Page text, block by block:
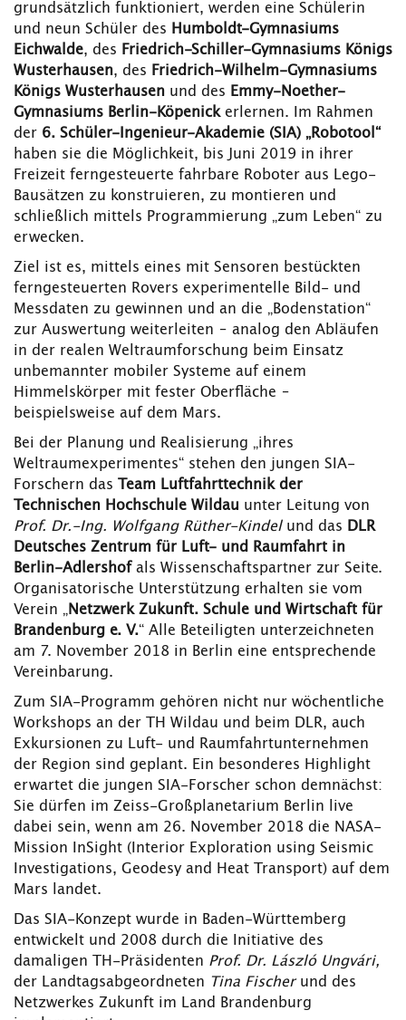
grundsätzlich funktioniert, werden eine Schülerin
und neun Schüler des Humboldt-Gymnasiums
Eichwalde, des Friedrich-Schiller-Gymnasiums Königs
Wusterhausen, des Friedrich-Wilhelm-Gymnasiums
Königs Wusterhausen und des Emmy-Noether-
Gymnasiums Berlin-Köpenickerlernen. Im Rahmen
der 6. Schüler-Ingenieur-Akademie (SIA) „Robotool“
haben sie die Möglichkeit, bis Juni 2019 in ihrer
Freizeit ferngesteuerte fahrbare Roboter aus Lego-
Bausätzen zu konstruieren, zu montieren und
schließlich mittels Programmierung „zum Leben“ zu
erwecken.
Ziel ist es, mittels eines mit Sensoren bestückten
ferngesteuerten Rovers experimentelle Bild- und
Messdaten zu gewinnen und an die „Bodenstation“
zur Auswertung weiterleiten – analog den Abläufen
in der realen Weltraumforschung beim Einsatz
unbemannter mobiler Systeme auf einem
Himmelskörper mit fester Oberfläche –
beispielsweise auf dem Mars.
Bei der Planung und Realisierung „ihres
Weltraumexperimentes“ stehen den jungen SIA-
Forschern das Team Luftfahrttechnik der
Technischen Hochschule Wildau unter Leitung von
Prof. Dr.-Ing. Wolfgang Rüther-Kindel und das DLR
Deutsches Zentrum für Luft- und Raumfahrt in
Berlin-Adlershof als Wissenschaftspartner zur Seite.
Organisatorische Unterstützung erhalten sie vom
Verein „Netzwerk Zukunft. Schule und Wirtschaft für
Brandenburg e. V.“ Alle Beteiligten unterzeichneten
am 7. November 2018 in Berlin eine entsprechende
Vereinbarung.
Zum SIA-Programm gehören nicht nur wöchentliche
Workshops an der TH Wildau und beim DLR, auch
Exkursionen zu Luft- und Raumfahrtunternehmen
der Region sind geplant. Ein besonderes Highlight
erwartet die jungen SIA-Forscher schon demnächst:
Sie dürfen im Zeiss-Großplanetarium Berlin live
dabei sein, wenn am 26. November 2018 die NASA-
Mission InSight (Interior Exploration using Seismic
Investigations, Geodesy and Heat Transport) auf dem
Mars landet.
Das SIA-Konzept wurde in Baden-Württemberg
entwickelt und 2008 durch die Initiative des
damaligen TH-Präsidenten Prof. Dr. László Ungvári,
der Landtagsabgeordneten Tina Fischerund des
Netzwerkes Zukunft im Land Brandenburg